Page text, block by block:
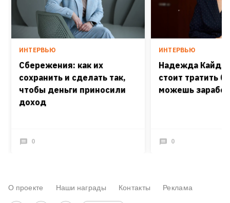
ИНТЕРВЬЮ
Сбережения: как их
сохранить и сделать так,
чтобы деньги приносили
доход
0
ИНТЕРВЬЮ
Надежда
стоит тратить
можешь
0
О проекте Наши награды Контакты Реклама